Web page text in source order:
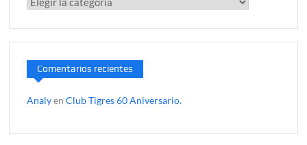
Comentarios recientes
AnalyenClub Tigres 60 Aniversario.